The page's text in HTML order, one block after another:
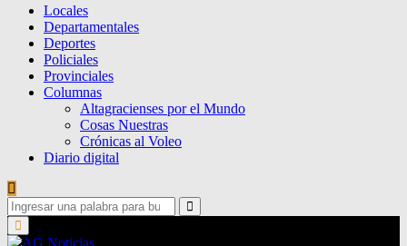
Locales
Departamentales
Deportes
Policiales
Provinciales
Columnas
Altagracienses por el Mundo
Cosas Nuestras
Crónicas al Voleo
Diario digital
Search
for:
Search
Primary
Menu